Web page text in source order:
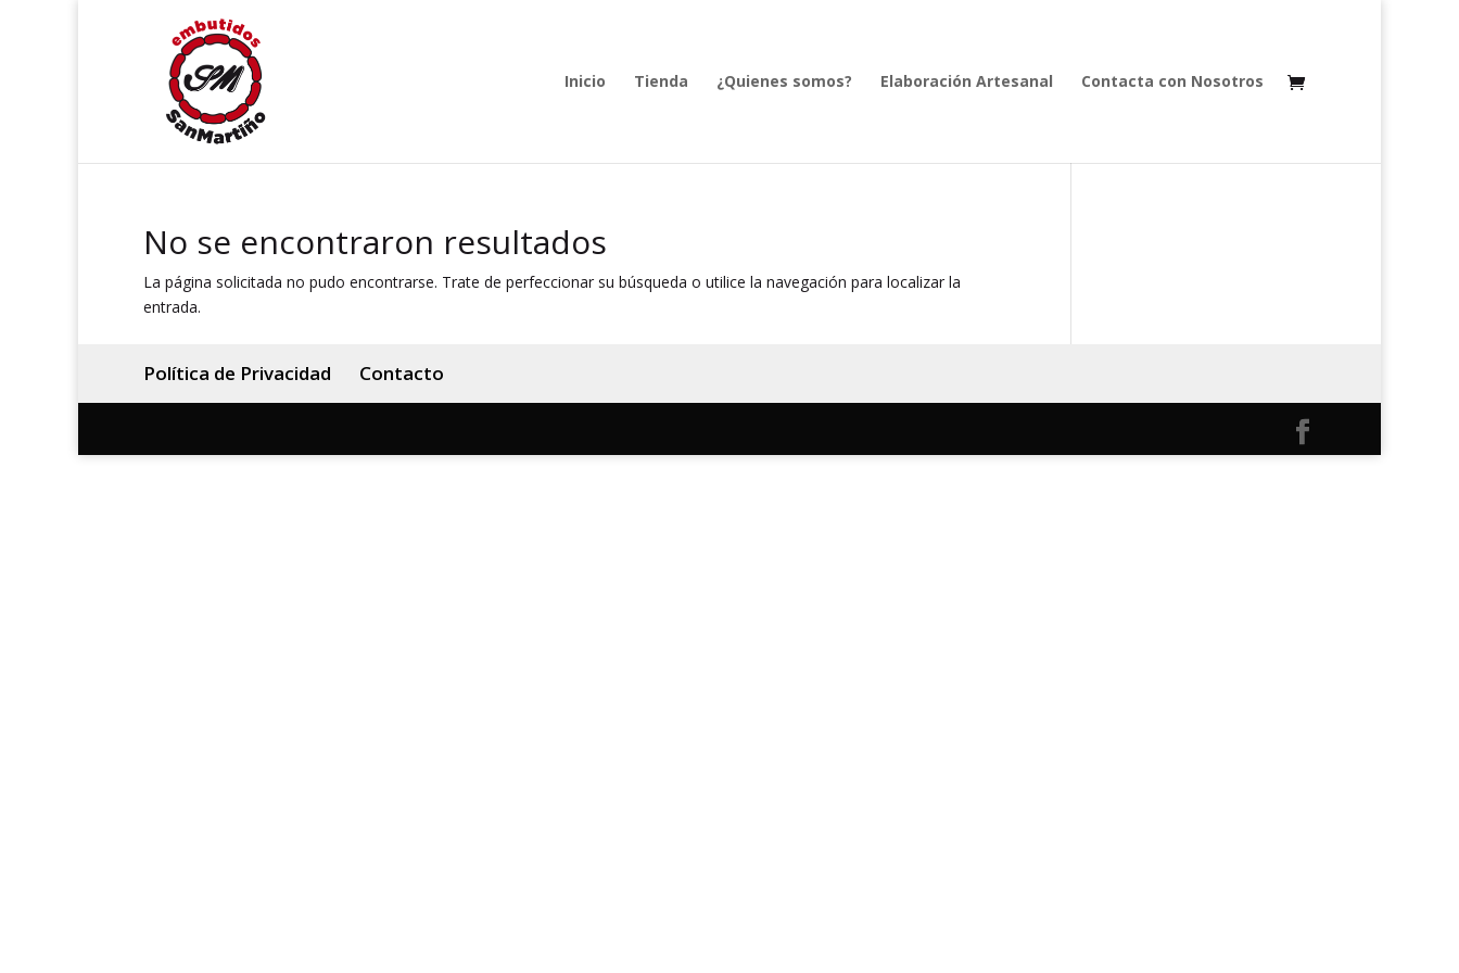
Inicio Tienda ¿Quienes somos? Elaboración Artesanal Contacta con Nosotros
No se encontraron resultados
La página solicitada no pudo encontrarse. Trate de perfeccionar su búsqueda o utilice la navegación para localizar la
entrada.
Política de Privacidad Contacto